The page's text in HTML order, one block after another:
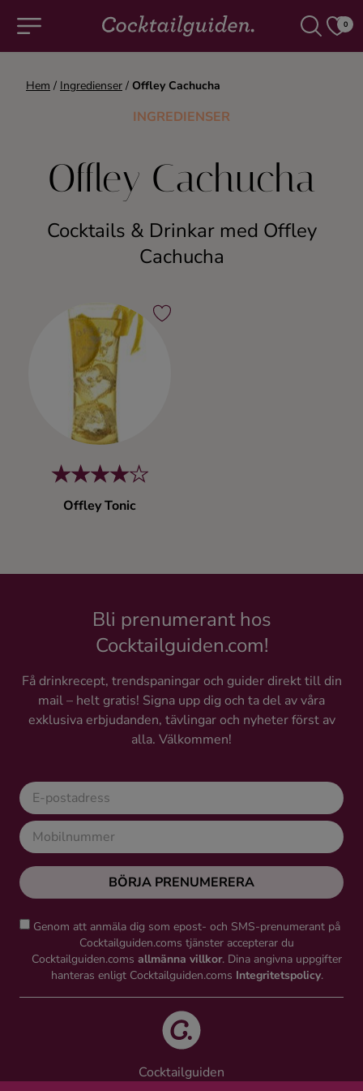
0
COCKTAILS & DRINKAR
Alkoholfritt
Champagne
Kaffe
Konjak
Likör
Whisky
Hem / Ingredienser / Offley Cachucha
INGREDIENSER
Offley Cachucha
Cocktails & Drinkar med Offley
Cachucha
Offley Tonic
Bli prenumerant hos
Cocktailguiden.com!
Få drinkrecept, trendspaningar och guider direkt till din
mail – helt gratis! Signa upp dig och ta del av våra
exklusiva erbjudanden, tävlingar och nyheter först av
alla. Välkommen!
BÖRJA PRENUMERERA
Genom att anmäla dig som epost- och SMS-prenumerant på
Cocktailguiden.coms tjänster accepterar du
Cocktailguiden.coms allmänna villkor. Dina angivna uppgifter
hanteras enligt Cocktailguiden.coms Integritetspolicy.
Cocktailguiden